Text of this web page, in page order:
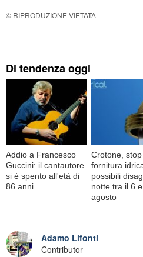
© RIPRODUZIONE VIETATA
Di tendenza oggi
Addio a Francesco
Guccini: il cantautore
si è spento all'età di
86 anni
Crotone, stop
fornitura
possibili
notte tra il 6
agosto
Adamo Lifonti
Contributor